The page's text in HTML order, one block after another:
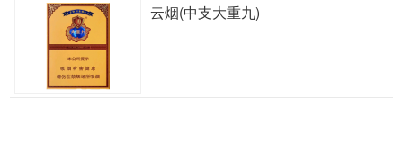
云烟(中支大重九)